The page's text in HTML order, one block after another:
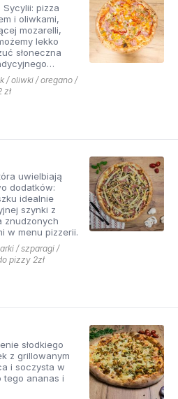
i oliwkami,
mozarelli,
lekko
słoneczna
/ oliwki / oregano /
zł
uwielbiają
dodatków:
idealnie
szynki z
znudzonych
w menu pizzerii.
/ szparagi /
pizzy 2zł
słodkiego
z grillowanym
tego ananas i